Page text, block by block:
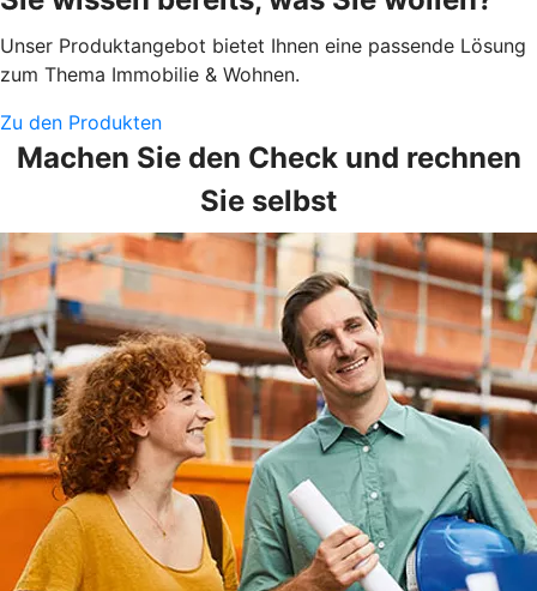
Unser Produktangebot bietet Ihnen eine passende Lösung
zum Thema Immobilie & Wohnen.
Zu den Produkten
Machen Sie den Check und rechnen
Sie selbst